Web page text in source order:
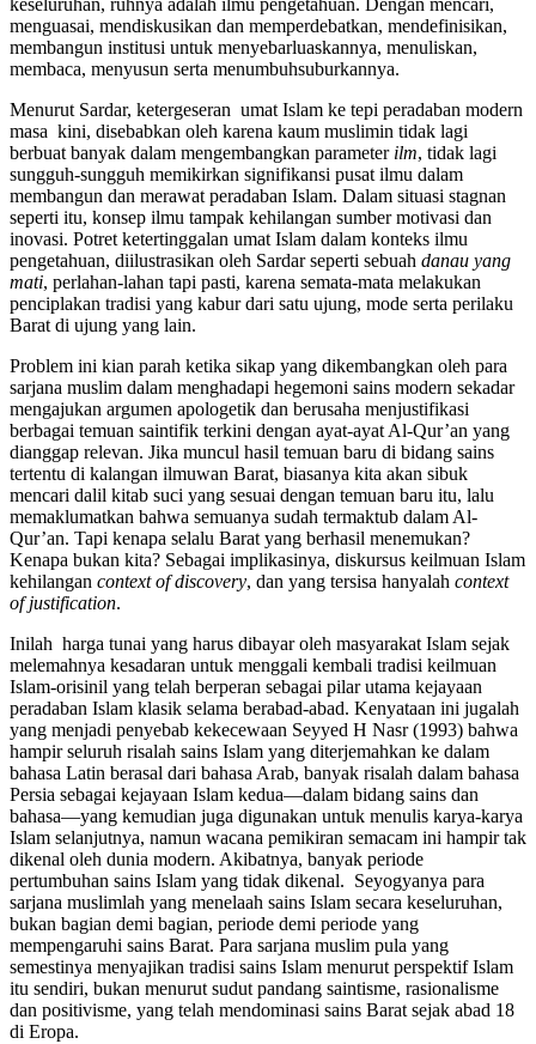
keseluruhan, ruhnya adalah ilmu pengetahuan. Dengan mencari,
menguasai, mendiskusikan dan memperdebatkan, mendefinisikan,
membangun institusi untuk menyebarluaskannya, menuliskan,
membaca, menyusun serta menumbuhsuburkannya.
Menurut Sardar, ketergeseran umat Islam ke tepi peradaban modern
masa kini, disebabkan oleh karena kaum muslimin tidak lagi
berbuat banyak dalam mengembangkan parameter ilm, tidak lagi
sungguh-sungguh memikirkan signifikansi pusat ilmu dalam
membangun dan merawat peradaban Islam. Dalam situasi stagnan
seperti itu, konsep ilmu tampak kehilangan sumber motivasi dan
inovasi. Potret ketertinggalan umat Islam dalam konteks ilmu
pengetahuan, diilustrasikan oleh Sardar seperti sebuah danau yang
mati, perlahan-lahan tapi pasti, karena semata-mata melakukan
penciplakan tradisi yang kabur dari satu ujung, mode serta perilaku
Barat di ujung yang lain.
Problem ini kian parah ketika sikap yang dikembangkan oleh para
sarjana muslim dalam menghadapi hegemoni sains modern sekadar
mengajukan argumen apologetik dan berusaha menjustifikasi
berbagai temuan saintifik terkini dengan ayat-ayat Al-Qur’an yang
dianggap relevan. Jika muncul hasil temuan baru di bidang sains
tertentu di kalangan ilmuwan Barat, biasanya kita akan sibuk
mencari dalil kitab suci yang sesuai dengan temuan baru itu, lalu
memaklumatkan bahwa semuanya sudah termaktub dalam Al-
Qur’an. Tapi kenapa selalu Barat yang berhasil menemukan?
Kenapa bukan kita? Sebagai implikasinya, diskursus keilmuan Islam
kehilangan context of discovery, dan yang tersisa hanyalah context
of justification.
Inilah harga tunai yang harus dibayar oleh masyarakat Islam sejak
melemahnya kesadaran untuk menggali kembali tradisi keilmuan
Islam-orisinil yang telah berperan sebagai pilar utama kejayaan
peradaban Islam klasik selama berabad-abad. Kenyataan ini jugalah
yang menjadi penyebab kekecewaan Seyyed H Nasr (1993) bahwa
hampir seluruh risalah sains Islam yang diterjemahkan ke dalam
bahasa Latin berasal dari bahasa Arab, banyak risalah dalam bahasa
Persia sebagai kejayaan Islam kedua—dalam bidang sains dan
bahasa—yang kemudian juga digunakan untuk menulis karya-karya
Islam selanjutnya, namun wacana pemikiran semacam ini hampir tak
dikenal oleh dunia modern. Akibatnya, banyak periode
pertumbuhan sains Islam yang tidak dikenal. Seyogyanya para
sarjana muslimlah yang menelaah sains Islam secara keseluruhan,
bukan bagian demi bagian, periode demi periode yang
mempengaruhi sains Barat. Para sarjana muslim pula yang
semestinya menyajikan tradisi sains Islam menurut perspektif Islam
itu sendiri, bukan menurut sudut pandang saintisme, rasionalisme
dan positivisme, yang telah mendominasi sains Barat sejak abad 18
di Eropa.